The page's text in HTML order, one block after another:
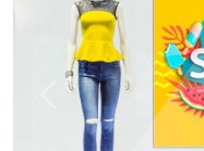
Previous